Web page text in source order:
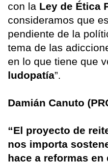
con la Ley de Ética
consideramos que
pendiente de la
tema de las
en lo que tiene que
ludopatía”.
Damián Canuto
“El proyecto de
nos importa
hace a reformas